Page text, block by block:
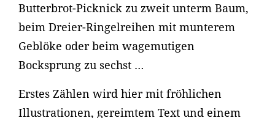
Butterbrot-Picknick zu zweit unterm Baum,
beim Dreier-Ringelreihen mit munterem
Geblöke oder beim wagemutigen
Bocksprung zu sechst …
Erstes Zählen wird hier mit fröhlichen
Illustrationen, gereimtem Text und einem